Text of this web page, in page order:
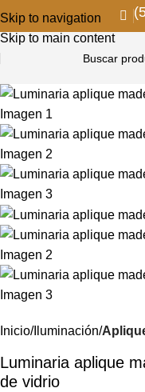
Skip to navigation
Skip to main content
-18%
NUEVO
Inicio Iluminación
Luminaria aplique
de vidrio